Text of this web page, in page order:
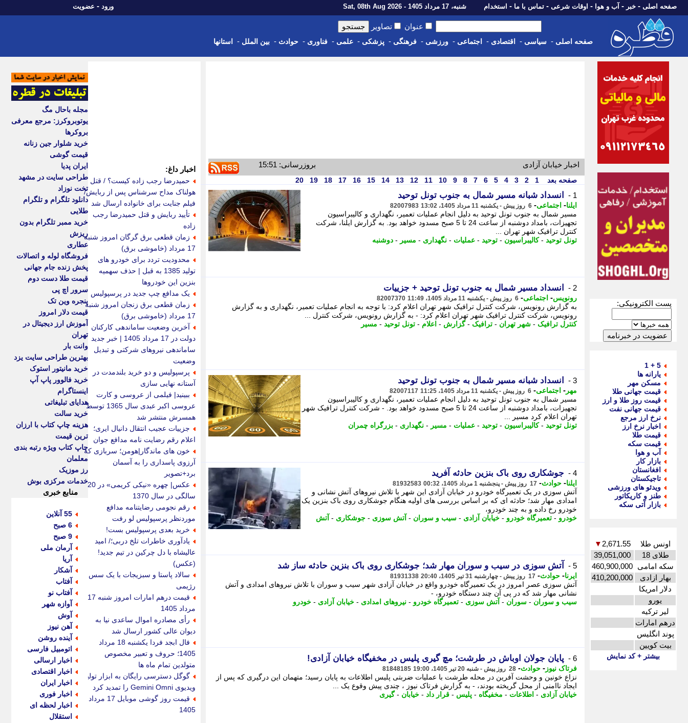
صفحه اصلی - خبر - آب و هوا - اوقات شرعی - تماس با ما - استخدام شنبه، 17 مرداد 1405 - Sat, 08th Aug 2026 ورود - عضویت
عنوان تصاویر
صفحه اصلی - سیاسی - اقتصادی - اجتماعی - ورزشی - فرهنگی - پزشکی - علمی - فناوری - حوادث - بین الملل - استانها
پست الکترونیکی:
5 + 1
یارانه ها
مسکن مهر
قیمت جهانی طلا
قیمت روز طلا و ارز
قیمت جهانی نفت
نرخ ارز مرجع
اخبار نرخ ارز
قیمت طلا
قیمت سکه
آب و هوا
بازار کار
افغانستان
تاجیکستان
ویدئو های ورزشی
طنز و کاریکاتور
بازار آتی سکه
اونس طلا 2,671.55
▼
طلای 18
39,051,000
سکه امامی 460,900,000
بهار ازادی
410,200,000
دلار امریکا
یورو
لیر ترکیه
درهم امارات
پوند انگلیس
بیت کویین
بیشتر + کد نمایش
اخبار خیابان آزادی بروزرسانی: 15:51
صفحه بعد 1
2
3
4
5
6
7
8
9
10
11
12
13
14
15
16
17
18
19
20
1 - انسداد شبانه مسیر شمال به جنوب تونل توحید
ایلنا- اجتماعی- 6 روز پیش - یکشنبه 11 مرداد 1405، 13:02 82007983
مسیر شمال به جنوب تونل توحید به دلیل انجام عملیات تعمیر، نگهداری و کالیبراسیون
تجهیزات، بامداد دوشنبه از ساعت 24 تا 5 صبح مسدود خواهد بود. به گزارش ایلنا، شرکت
کنترل ترافیک شهر تهران ...
تونل توحید -کالیبراسیون - توحید - عملیات - نگهداری - مسیر - دوشنبه
2 - انسداد مسیر شمال به جنوب تونل توحید + جزییات
رونویس- اجتماعی- 6 روز پیش - یکشنبه 11 مرداد 1405، 11:49 82007370
به گزارش رونویس، شرکت کنترل ترافیک شهر تهران اعلام کرد: با توجه به انجام عملیات تعمیر، نگهداری و به گزارش
رونویس، شرکت کنترل ترافیک شهر تهران اعلام کرد: - به گزارش رونویس، شرکت کنترل ...
کنترل ترافیک - شهر تهران - ترافیک -گزارش - اعلام - تونل توحید - مسیر
3 - انسداد شبانه مسیر شمال به جنوب تونل توحید
مهر - اجتماعی- 6 روز پیش - یکشنبه 11 مرداد 1405، 11:25 82007117
مسیر شمال به جنوب تونل توحید به دلیل انجام عملیات تعمیر، نگهداری و کالیبراسیون
تجهیزات، بامداد دوشنبه از ساعت 24 تا 5 صبح مسدود خواهد بود. - شرکت کنترل ترافیک شهر
تهران اعلام کرد مسیر ...
تونل توحید -کالیبراسیون - توحید - عملیات - مسیر - نگهداری - بزرگراه چمران
4 - جوشکاری روی باک بنزین حادثه آفرید
ایلنا- حوادث- 17 روز پیش - پنجشنبه 1 مرداد 1405، 00:32 81932583
آتش سوزی در یک تعمیرگاه خودرو در خیابان آزادی این شهر با تلاش نیروهای آتش نشانی و
امدادی مهار شد؛ حادثه ای که بر اساس بررسی های اولیه هنگام جوشکاری روی باک بنزین یک
خودرو رخ داده و به چند خودرو،
خودرو - تعمیرگاه خودرو - خیابان آزادی - سیب و سوران - آتش سوزی - جوشکاری - آتش
5 - آتش سوزی در سیب و سوران مهار شد؛ جوشکاری روی باک بنزین حادثه ساز شد
ایرنا- حوادث- 17 روز پیش - چهارشنبه 31 تیر 1405، 20:40 81931338
آتش سوزی عصر امروز در یک تعمیرگاه خودرو واقع در خیابان آزادی شهر سیب و سوران با تلاش نیروهای امدادی و آتش
نشانی مهار شد که در پی آن چند دستگاه خودرو، -
سیب و سوران - سوران - آتش سوزی - تعمیرگاه خودرو - نیروهای امدادی - خیابان آزادی - خودرو
6 - پایان جولان اوباش در طرشت؛ مچ گیری پلیس در مخفیگاه خیابان آزادی!
فرتاک نیوز - حوادث- 28 روز پیش - شنبه 20 تیر 1405، 19:00 81848185
نزاع خونین و وحشت آفرین در محله طرشت با عملیات ضربتی پلیس اطلاعات به پایان رسید؛ متهمان این درگیری که پس از
ایجاد ناامنی از محل گریخته بودند، - به گزارش فرتاک نیوز ، چندی پیش وقوع یک ...
خیابان آزادی - اطلاعات - مخفیگاه - پلیس - قرار داد - خیابان -گیری
اخبار داغ:
حمیدرضا رجب زاده کیست؟ / قتل
هولناک مداح سرشناس پس از ربایش/
فیلم جنایت برای خانواده ارسال شد
تأیید ربایش و قتل حمیدرضا رجب
زاده
زمان قطعی برق گرگان امروز شنبه
17 مرداد (خاموشی برق)
محدودیت تردد برای خودرو های
تولید 1385 به قبل | حذف سهمیه
بنزین این خودروها
یک مدافع چپ جدید در پرسپولیس
زمان قطعی برق زنجان امروز شنبه
17 مرداد (خاموشی برق)
آخرین وضعیت ساماندهی کارکنان
دولت در 17 مرداد 1405 | خبر جدید
ساماندهی نیروهای شرکتی و تبدیل
وضعیت
پرسپولیس و دو خرید بلندمدت در
آستانه نهایی سازی
ببینید| فیلمی از عروسی و کارت
عروسی اکبر عبدی سال 1365 توسط
همسرش منتشر شد
جزییات عجیب انتقال دانیال ایری؛
اعلام رقم رضایت نامه مدافع جوان
خون های ماندگار|هومن؛ سربازی که
آرزوی پاسداری را به آسمان
برد+تصویر
عکس| چهره «نیکی کریمی» در 20
سالگی در سال 1370
رقم نجومی رضایتنامه مدافع
موردنظر پرسپولیس لو رفت
خرید بعدی پرسپولیس بست!
یادآوری خاطرات تلخ دربی؛/ امید
عالیشاه با دل چرکین در تیم جدید!
(عکس)
سالاد پاستا و سبزیجات با یک سس
رژیمی
قیمت درهم امارات امروز شنبه 17
مرداد 1405
رأی مصادره اموال ساعدی نیا به
دیوان عالی کشور ارسال شد
فال ابجد فردا یکشنبه 18 مرداد
1405؛ حروف و تعبیر مخصوص
متولدین تمام ماه ها
گوگل دسترسی رایگان به ابزار تولید
ویدیوی Gemini Omni را تمدید کرد
قیمت روز گوشی موبایل 17 مرداد
1405
مجله باحال مگ
یوتوبروکرز: مرجع معرفی
بروکرها
خرید شلوار جین زنانه
قیمت گوشی
ایران پدیا
طراحی سایت در مشهد
تخت نوزاد
دانلود تلگرام و تلگرام
طلایی
خرید ممبر تلگرام بدون
ریزش
عطاری
فروشگاه لوله و اتصالات
پخش زنده جام جهانی
قیمت طلا دست دوم
سرور اچ پی
پنجره وین تک
قیمت دلار امروز
آموزش ارز دیجیتال در
تهران
وانت بار
بهترین طراحی سایت یزد
خرید مانیتور استوک
خرید فالوور پاپ آپ
اینستاگرام
هدایای تبلیغاتی
خرید سالت
هزینه چاپ کتاب با ارزان
ترین قیمت
چاپ کتاب ویژه رتبه بندی
معلمان
رز موزیک
خدمات مرکزی بوش
منابع خبری
55 آنلاین
6 صبح
9 صبح
آرمان ملی
آریا
آشکار
آفتاب
آفتاب نو
آوازه شهر
آوش
آهن نیوز
آینده روشن
اتومبیل فارسی
اخبار ارسالی
اخبار اقتصادی
اخبار ایران
اخبار فوری
اخبار لحظه ای
استقلال